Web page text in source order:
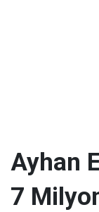
Ayhan
7